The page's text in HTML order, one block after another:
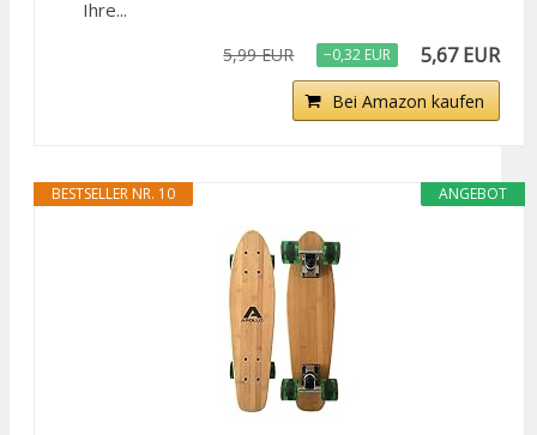
Ihre...
5,99 EUR −0,32 EUR 5,67 EUR
Bei Amazon kaufen
ANGEBOT
BESTSELLER NR. 10